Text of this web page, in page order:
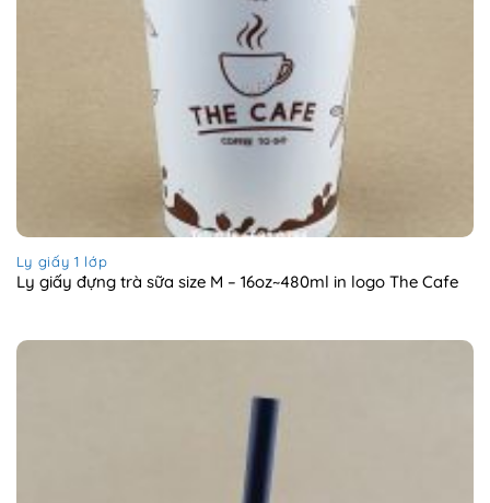
Ly giấy 1 lớp
Ly giấy đựng trà sữa size M – 16oz~480ml in logo The Cafe